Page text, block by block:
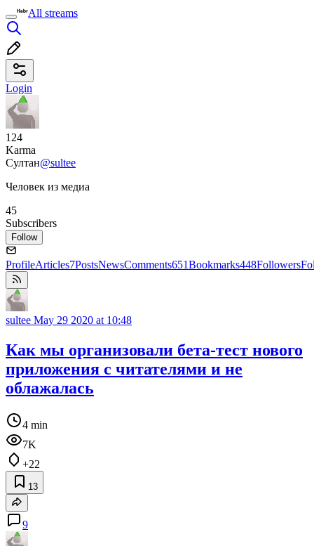
All streams
Login
124
Karma
Султан@sultee
Человек из медиа
45
Subscribers
Follow
ProfileArticles7PostsNewsComments651Bookmarks448Followers
sultee May 29 2020 at 10:48
Как мы организовали бета-тест нового
приложения с читателями и не
облажалась
4 min
7K
+22
13
9